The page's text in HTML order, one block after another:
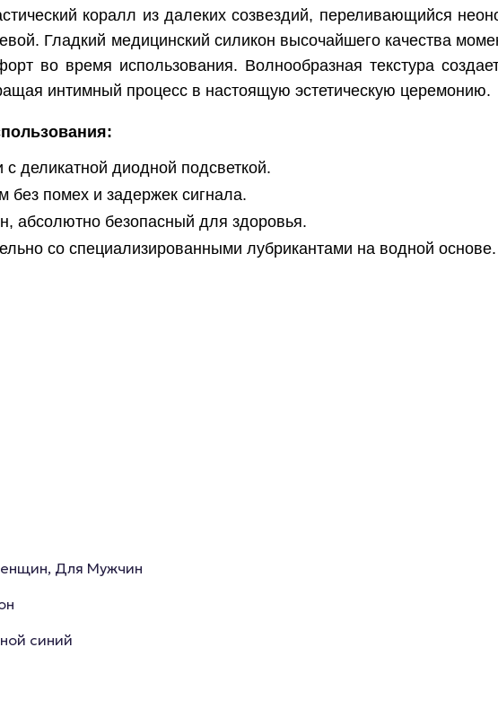
коралл из далеких созвездий, переливающийся
Гладкий медицинский силикон высочайшего качества
во время использования. Волнообразная текстура
интимный процесс в настоящую эстетическую церемонию.
деликатной диодной подсветкой.
помех и задержек сигнала.
абсолютно безопасный для здоровья.
со специализированными лубрикантами на водной основе.
Для Мужчин
синий